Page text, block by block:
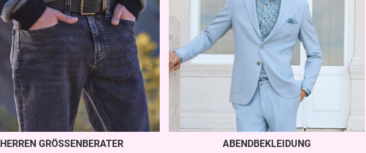
HERREN GRÖSSENBERATER ABENDBEKLEIDUNG